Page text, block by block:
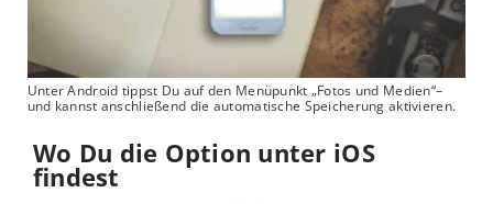
Unter Android tippst Du auf den Menüpunkt „Fotos und Medien“–
und kannst anschließend die automatische Speicherung aktivieren.
Wo Du die Option unter iOS
findest